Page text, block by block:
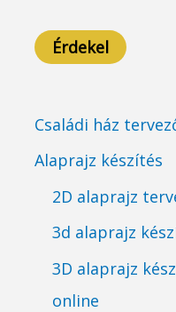
Érdekel
Családi ház
Alaprajz készítés
2D alaprajz
3d alaprajz
3D alaprajz
online